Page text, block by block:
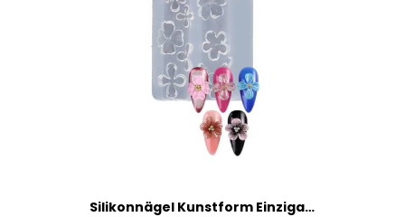
Silikonnägel Kunstform Einzigartig Geprägte Accessoires Schmuckversorgungen Praktische Prägewerkzeug Nagel